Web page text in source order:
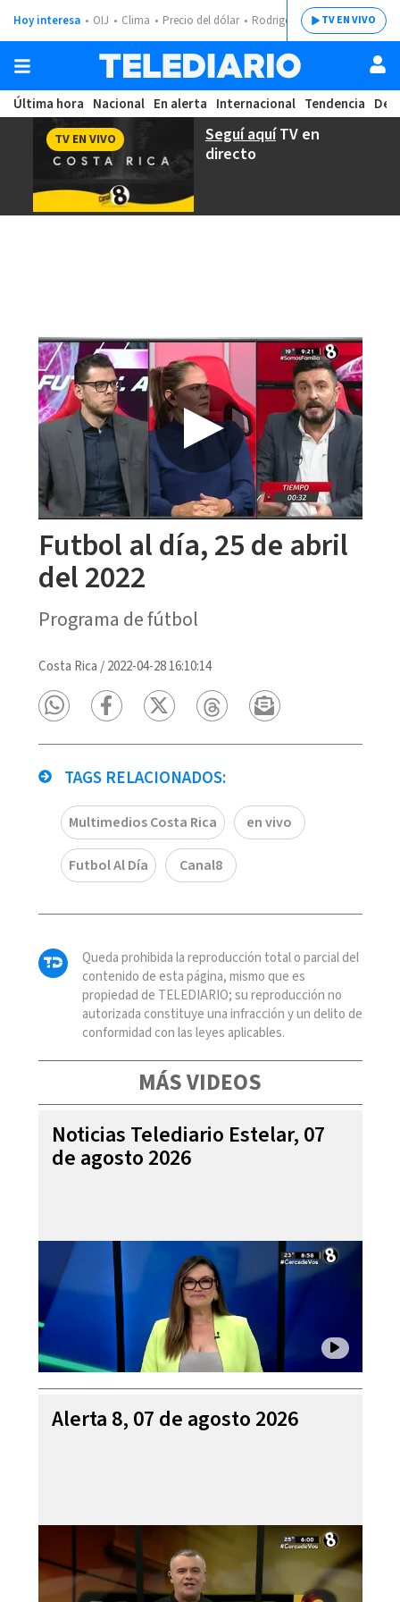
Hoy interesa OIJ Clima Precio del dólar Rodrigo ChavesTV EN VIVO
Última hora Nacional En alerta Internacional Tendencia
Seguí aquíTV en
directo
TV EN VIVO
Futbol al día, 25 de abril
del 2022
Programa de fútbol
Costa Rica /2022-04-28 16:10:14
TAGS RELACIONADOS:
Multimedios Costa Rica en vivo
Futbol Al Día Canal8
Queda prohibida la reproducción total o parcial del
contenido de esta página, mismo que es
propiedad de TELEDIARIO; su reproducción no
autorizada constituye una infracción y un delito de
conformidad con las leyes aplicables.
MÁS VIDEOS
Noticias Telediario Estelar, 07
de agosto 2026
Alerta 8, 07 de agosto 2026